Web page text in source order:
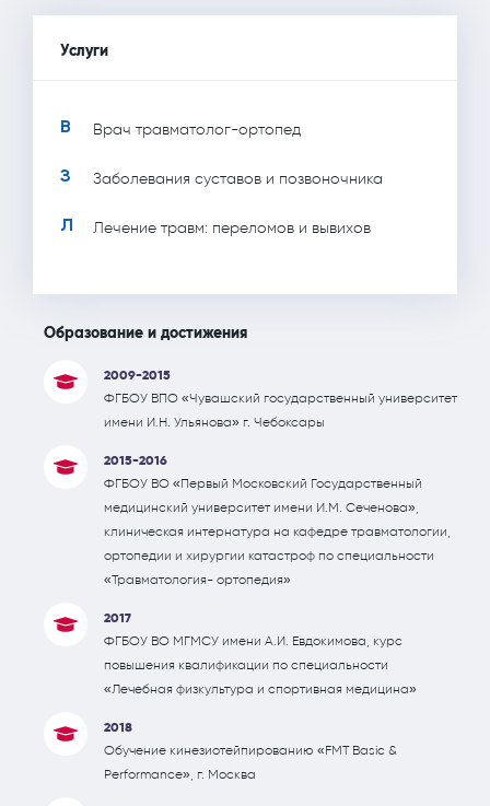
Услуги
В Врач травматолог-ортопед
З Заболевания суставов и позвоночника
Л Лечение травм: переломов и вывихов
Образование и достижения
2009-2015
ФГБОУ ВПО «Чувашский государственный университет
имени И.Н. Ульянова» г. Чебоксары
2015-2016
ФГБОУ ВО «Первый Московский Государственный
медицинский университет имени И.М. Сеченова»,
клиническая интернатура на кафедре травматологии,
ортопедии и хирургии катастроф по специальности
«Травматология- ортопедия»
2017
ФГБОУ ВО МГМСУ имени А.И. Евдокимова, курс
повышения квалификации по специальности
«Лечебная физкультура и спортивная медицина»
2018
Обучение кинезиотейпированию «FMT Basic &
Performance», г. Москва